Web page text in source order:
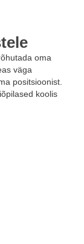
oma
väga
positsioonist.
koolis